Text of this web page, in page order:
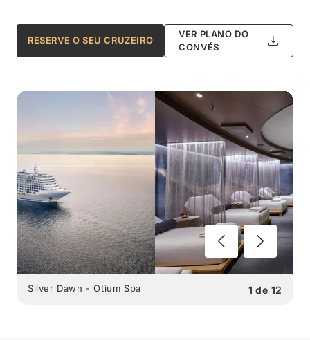
RESERVE O SEU CRUZEIRO
VER PLANO DO
CONVÉS
1 de 12
Silver Dawn - Otium Spa